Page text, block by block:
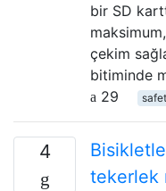
bir SD
çekim
bitiminde
29
4
tekerlek